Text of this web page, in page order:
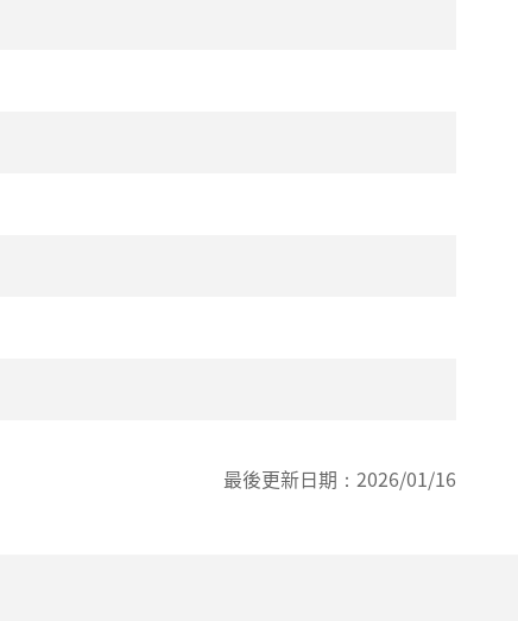
最後更新日期： 2026/01/16